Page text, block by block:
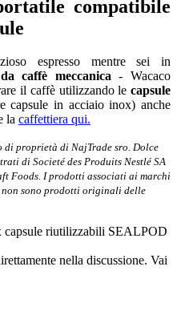
compatibile
espresso mentre sei in
caffè meccanica- Wacaco
il caffè utilizzando le capsule
in acciaio inox) anche
la caffettiera qui.
di proprietà di NajTrade sro. Dolce
di Societé des Produits Nestlé SA
Foods. I prodotti associati ai marchi
non sono prodotti originali delle
capsule riutilizzabili SEALPOD
nella discussione. Vai